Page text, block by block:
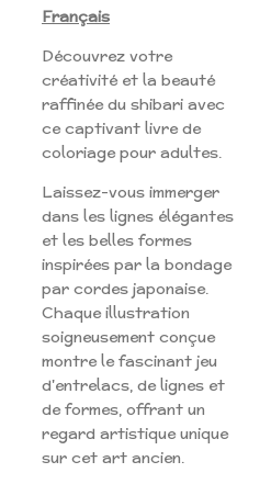
Français
Découvrez votre
créativité et la beauté
raffinée du shibari avec
ce captivant livre de
coloriage pour adultes.
Laissez-vous immerger
dans les lignes élégantes
et les belles formes
inspirées par la bondage
par cordes japonaise.
Chaque illustration
soigneusement conçue
montre le fascinant jeu
d'entrelacs, de lignes et
de formes, offrant un
regard artistique unique
sur cet art ancien.